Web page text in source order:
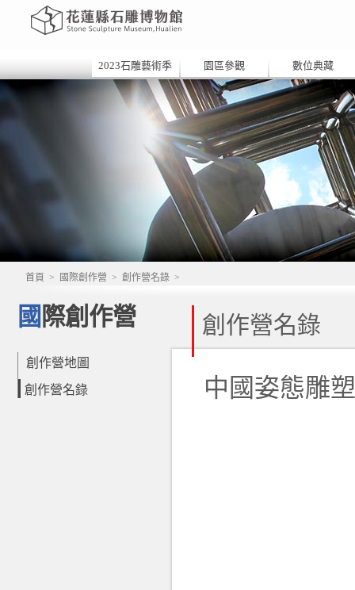
2023石雕藝術季 園區參觀 數位典藏
首頁 > 國際創作營 > 創作營名錄 >
國際創作營
創作營地圖
創作營名錄
創作營名錄
中國姿態雕